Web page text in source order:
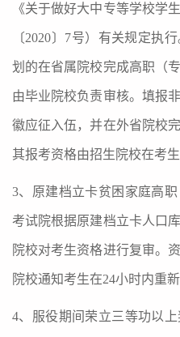
《关于做好大中专等学校学
〔2020〕 7号）有关规定执
划的在省属院校完成高职（
由毕业院校负责审核。填报
徽应征入伍，并在外省院校
其报考资格由招生院校在考
3、原建档立卡贫困家庭高
考试院根据原建档立卡人口
院校对考生资格进行复审。
院校通知考生在24小时内重
4、服役期间荣立三等功以